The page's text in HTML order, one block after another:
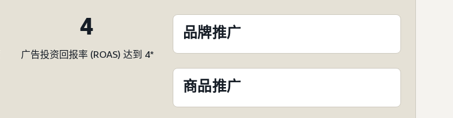
4
广告投资回报率 (ROAS) 达到 4*
品牌推广
商品推广